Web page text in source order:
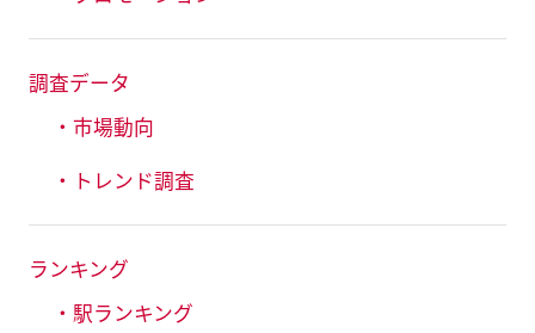
調査データ
・市場動向
・トレンド調査
ランキング
・駅ランキング